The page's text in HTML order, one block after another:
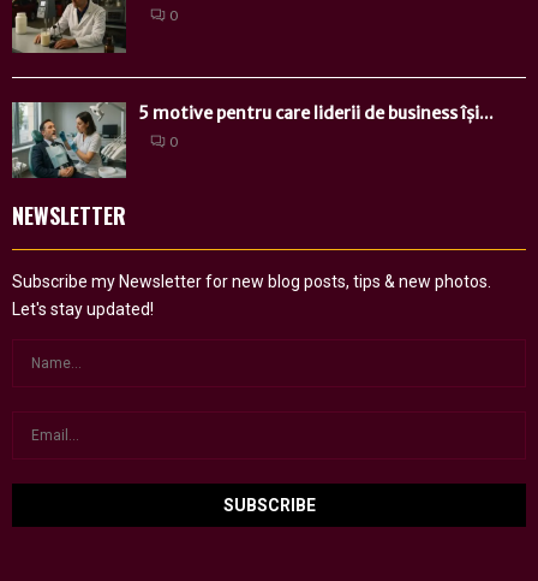
0
5 motive pentru care liderii de business își...
0
NEWSLETTER
Subscribe my Newsletter for new blog posts, tips & new photos.
Let's stay updated!